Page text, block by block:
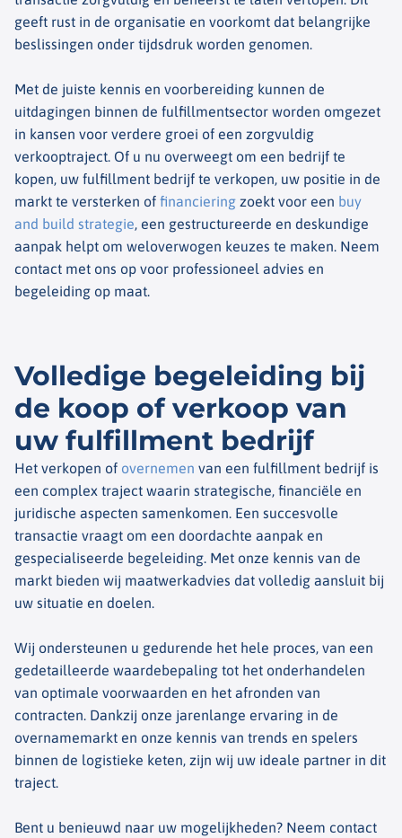
geeft rust in de organisatie en voorkomt dat belangrijke
beslissingen onder tijdsdruk worden genomen.
Met de juiste kennis en voorbereiding kunnen de
uitdagingen binnen de fulfillmentsector worden omgezet
in kansen voor verdere groei of een zorgvuldig
verkooptraject. Of u nu overweegt om een bedrijf te
kopen, uw fulfillment bedrijf te verkopen, uw positie in de
markt te versterken of financiering zoekt voor een buy
and build strategie, een gestructureerde en deskundige
aanpak helpt om weloverwogen keuzes te maken. Neem
contact met ons op voor professioneel advies en
begeleiding op maat.
Volledige begeleiding bij
de koop of verkoop van
uw fulfillment bedrijf
Het verkopen of overnemen van een fulfillment bedrijf is
een complex traject waarin strategische, financiële en
juridische aspecten samenkomen. Een succesvolle
transactie vraagt om een doordachte aanpak en
gespecialiseerde begeleiding. Met onze kennis van de
markt bieden wij maatwerkadvies dat volledig aansluit bij
uw situatie en doelen.
Wij ondersteunen u gedurende het hele proces, van een
gedetailleerde waardebepaling tot het onderhandelen
van optimale voorwaarden en het afronden van
contracten. Dankzij onze jarenlange ervaring in de
overnamemarkt en onze kennis van trends en spelers
binnen de logistieke keten, zijn wij uw ideale partner in dit
traject.
Bent u benieuwd naar uw mogelijkheden? Neem contact